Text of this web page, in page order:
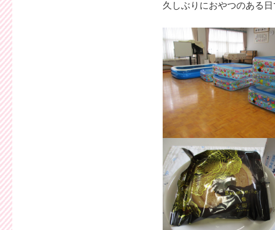
久しぶりにおやつのある